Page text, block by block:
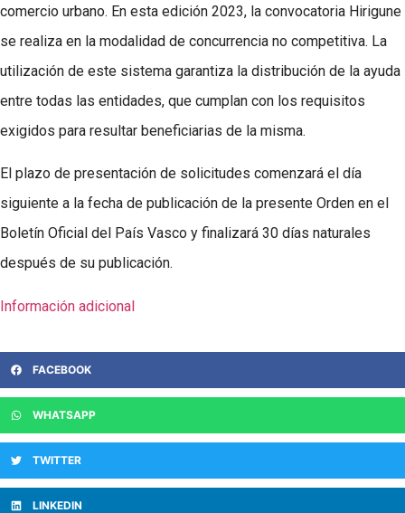
comercio urbano. En esta edición 2023, la convocatoria Hirigune
se realiza en la modalidad de concurrencia no competitiva. La
utilización de este sistema garantiza la distribución de la ayuda
entre todas las entidades, que cumplan con los requisitos
exigidos para resultar beneficiarias de la misma.
El plazo de presentación de solicitudes comenzará el día
siguiente a la fecha de publicación de la presente Orden en el
Boletín Oficial del País Vasco y finalizará 30 días naturales
después de su publicación.
Información adicional
FACEBOOK
WHATSAPP
TWITTER
LINKEDIN